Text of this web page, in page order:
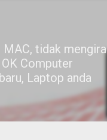
tidak mengira
Computer
Laptop anda